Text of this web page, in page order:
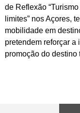
de Reflexão
limites” nos Açores,
mobilidade em
pretendem reforçar
promoção do destino